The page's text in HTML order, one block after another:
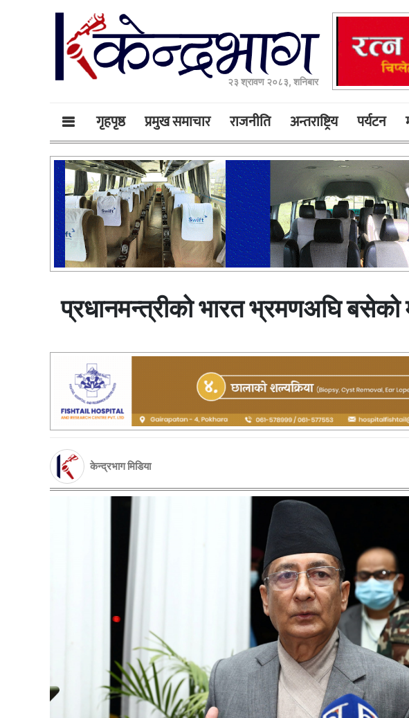
२३ श्रावण २०८३, शनिबार
गृहपृष्ठ प्रमुख समाचार राजनीति अन्तराष्ट्रिय पर्यटन
प्रधानमन्त्रीको भारत भ्रमणअघि
केन्द्रभाग मिडिया